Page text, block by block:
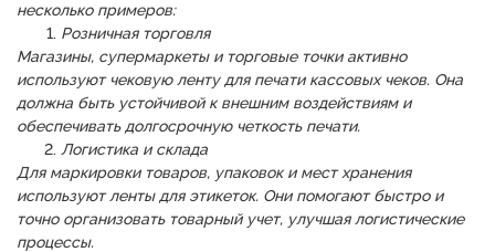
несколько примеров:
Розничная торговля
Магазины, супермаркеты и торговые точки активно
используют чековую ленту для печати кассовых чеков. Она
должна быть устойчивой к внешним воздействиям и
обеспечивать долгосрочную четкость печати.
Логистика и склада
Для маркировки товаров, упаковок и мест хранения
используют ленты для этикеток. Они помогают быстро и
точно организовать товарный учет, улучшая логистические
процессы.